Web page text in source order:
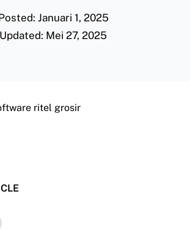
Januari 1, 2025
Updated: Mei 27, 2025
ritel grosir